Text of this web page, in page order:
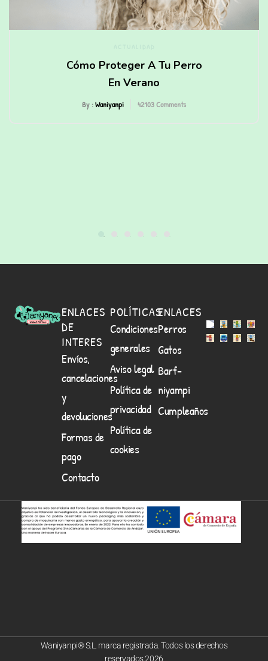
Cómo Proteger A Tu Perro
En Verano
By :Waniyanpi 42103Comments
ENLACES
DE
INTERES
Envíos,
cancelaciones
y
devoluciones
Formas de
pago
Contacto
POLÍTICAS
Condiciones
generales
Aviso legal
Política de
privacidad
Política de
cookies
ENLACES
Perros
Gatos
Barf-
niyampi
Cumpleaños
Waniyanpi® S.L. marca registrada. Todos los derechos
reservados.2026